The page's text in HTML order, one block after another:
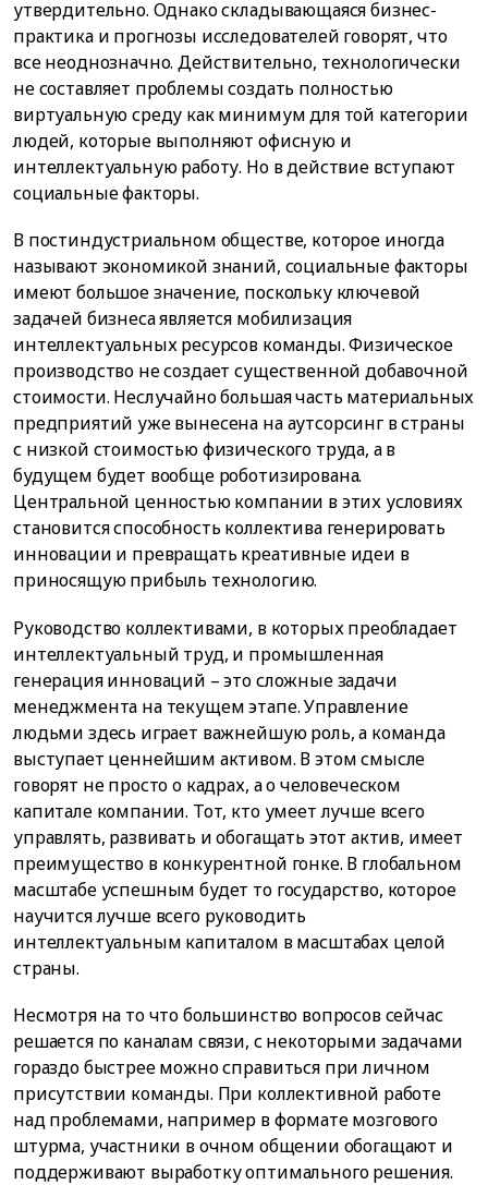
утвердительно. Однако складывающаяся бизнес-
практика и прогнозы исследователей говорят, что
все неоднозначно. Действительно, технологически
не составляет проблемы создать полностью
виртуальную среду как минимум для той категории
людей, которые выполняют офисную и
интеллектуальную работу. Но в действие вступают
социальные факторы.
В постиндустриальном обществе, которое иногда
называют экономикой знаний, социальные факторы
имеют большое значение, поскольку ключевой
задачей бизнеса является мобилизация
интеллектуальных ресурсов команды. Физическое
производство не создает существенной добавочной
стоимости. Неслучайно большая часть материальных
предприятий уже вынесена на аутсорсинг в страны
с низкой стоимостью физического труда, а в
будущем будет вообще роботизирована.
Центральной ценностью компании в этих условиях
становится способность коллектива генерировать
инновации и превращать креативные идеи в
приносящую прибыль технологию.
Руководство коллективами, в которых преобладает
интеллектуальный труд, и промышленная
генерация инноваций – это сложные задачи
менеджмента на текущем этапе. Управление
людьми здесь играет важнейшую роль, а команда
выступает ценнейшим активом. В этом смысле
говорят не просто о кадрах, а о человеческом
капитале компании. Тот, кто умеет лучше всего
управлять, развивать и обогащать этот актив, имеет
преимущество в конкурентной гонке. В глобальном
масштабе успешным будет то государство, которое
научится лучше всего руководить
интеллектуальным капиталом в масштабах целой
страны.
Несмотря на то что большинство вопросов сейчас
решается по каналам связи, с некоторыми задачами
гораздо быстрее можно справиться при личном
присутствии команды. При коллективной работе
над проблемами, например в формате мозгового
штурма, участники в очном общении обогащают и
поддерживают выработку оптимального решения.